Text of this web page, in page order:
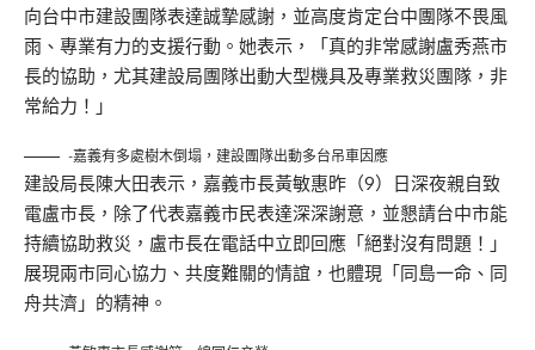
向台中市建設團隊表達誠摯感謝，並高度肯定台中團隊不畏風
雨、專業有力的支援行動。她表示，「真的非常感謝盧秀燕市
長的協助，尤其建設局團隊出動大型機具及專業救災團隊，非
常給力！」
-嘉義有多處樹木倒塌，建設團隊出動多台吊車因應
建設局長陳大田表示，嘉義市長黃敏惠昨（9）日深夜親自致
電盧市長，除了代表嘉義市民表達深深謝意，並懇請台中市能
持續協助救災，盧市長在電話中立即回應「絕對沒有問題！」
展現兩市同心協力、共度難關的情誼，也體現「同島一命、同
舟共濟」的精神。